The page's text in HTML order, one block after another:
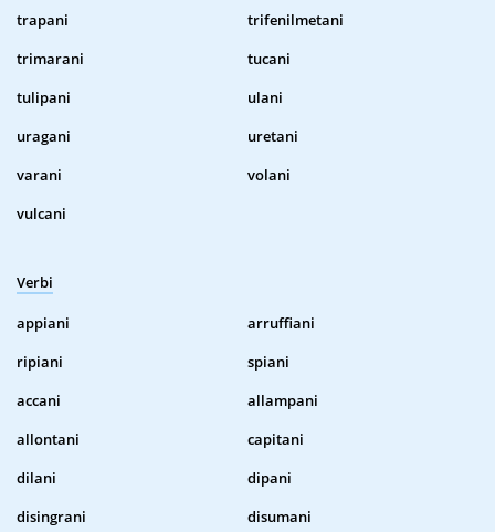
trapani
trifenilmetani
trimarani
tucani
tulipani
ulani
uragani
uretani
varani
volani
vulcani
Verbi
appiani
arruffiani
ripiani
spiani
accani
allampani
allontani
capitani
dilani
dipani
disingrani
disumani